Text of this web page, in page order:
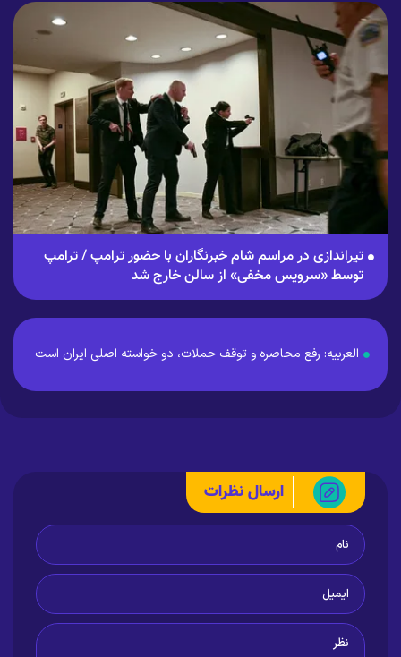
تیراندازی در مراسم شام خبرنگاران با حضور ترامپ / ترامپ
توسط «سرویس مخفی» از سالن خارج شد
العربیه: رفع محاصره و توقف حملات، دو خواسته اصلی ایران است
ارسال نظرات